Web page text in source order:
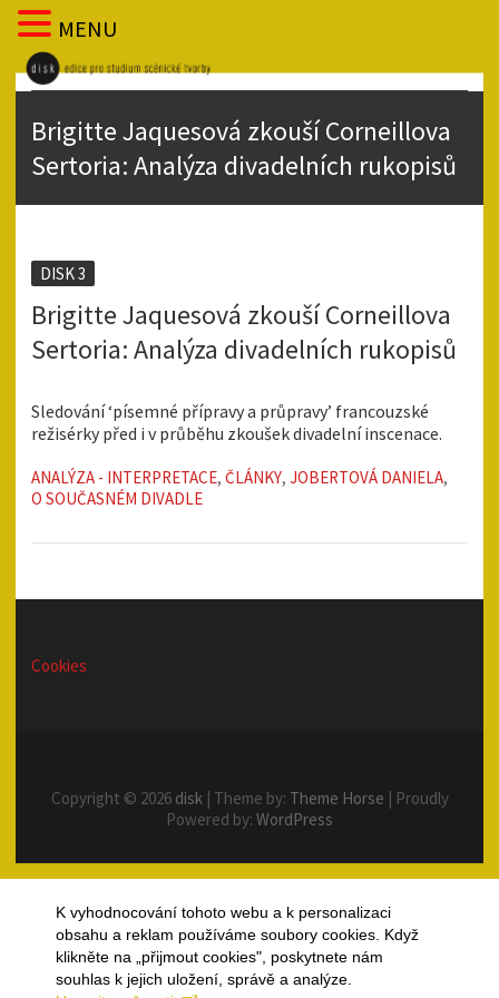
Brigitte Jaquesová zkouší Corneillova
Sertoria: Analýza divadelních rukopisů
DISK 3
Brigitte Jaquesová zkouší Corneillova
Sertoria: Analýza divadelních rukopisů
Sledování ‘písemné přípravy a průpravy’ francouzské
režisérky před i v průběhu zkoušek divadelní inscenace.
ANALÝZA - INTERPRETACE, ČLÁNKY, JOBERTOVÁ DANIELA,
O SOUČASNÉM DIVADLE
Cookies
Copyright © 2026 disk| Theme by: Theme Horse | Proudly
Powered by: WordPress
MENU
K vyhodnocování tohoto webu a k personalizaci
obsahu a reklam používáme soubory cookies. Když
klikněte na „přijmout cookies", poskytnete nám
souhlas k jejich uložení, správě a analýze.